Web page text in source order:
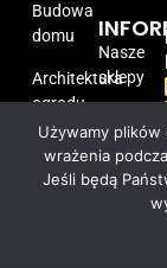
Budowa
domu
Architektura
ogrodu
Promocje
Nasze
sklepy
z
nami
Używamy
wrażenia
Jeśli będą